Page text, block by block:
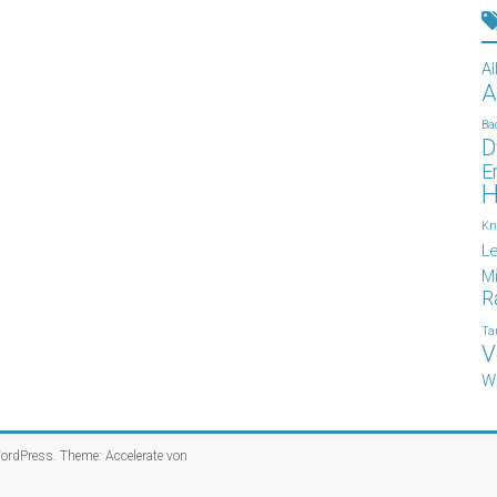
. Theme: Accelerate von